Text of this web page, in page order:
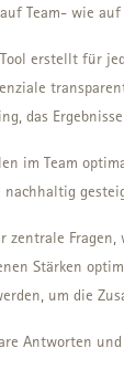
Team- wie
erstellt für
das
im Team
nachhaltig
zentrale
Stärken
um die
Antworten